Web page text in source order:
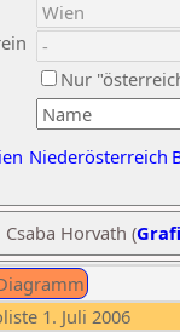
Nur
Niederösterreich
Horvath (
1. Juli 2006